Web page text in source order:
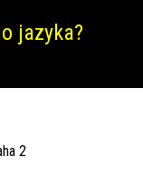
jazyka?
2